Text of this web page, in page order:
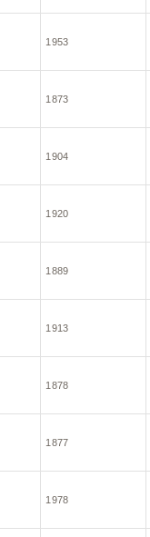
1953
1873
1904
1920
1889
1913
1878
1877
1978